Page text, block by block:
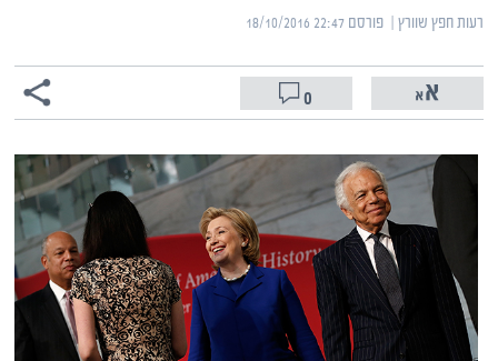
רעות חפץ שוורץ | ‏פורסם ‎18/10/2016 22:47
0